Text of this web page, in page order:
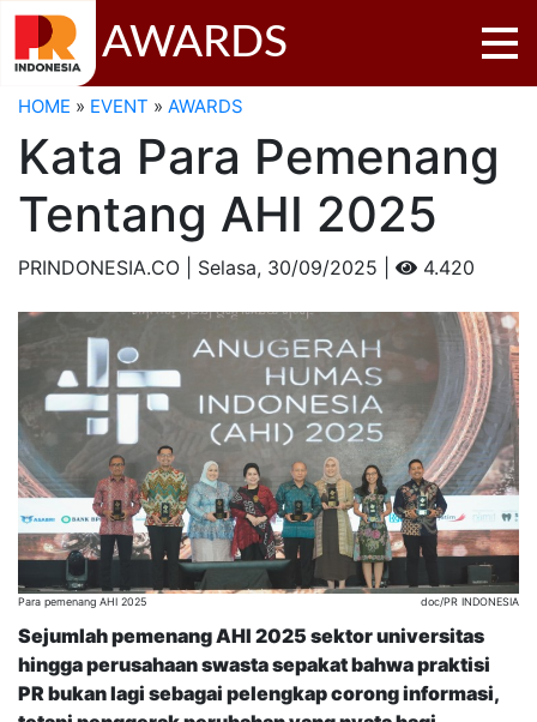
AWARDS
HOME » EVENT » AWARDS
Kata Para Pemenang
Tentang AHI 2025
PRINDONESIA.CO | Selasa, 30/09/2025 | 4.420
Para pemenang AHI 2025 doc/PR INDONESIA
Sejumlah pemenang AHI 2025 sektor universitas
hingga perusahaan swasta sepakat bahwa praktisi
PR bukan lagi sebagai pelengkap corong informasi,